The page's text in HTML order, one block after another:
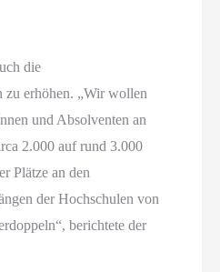
die
zu erhöhen. „Wir wollen
und Absolventen an
2.000 auf rund 3.000
Plätze an den
der Hochschulen von
berichtete der